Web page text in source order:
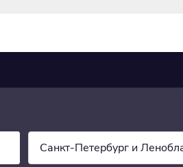
Санкт-Петербург и